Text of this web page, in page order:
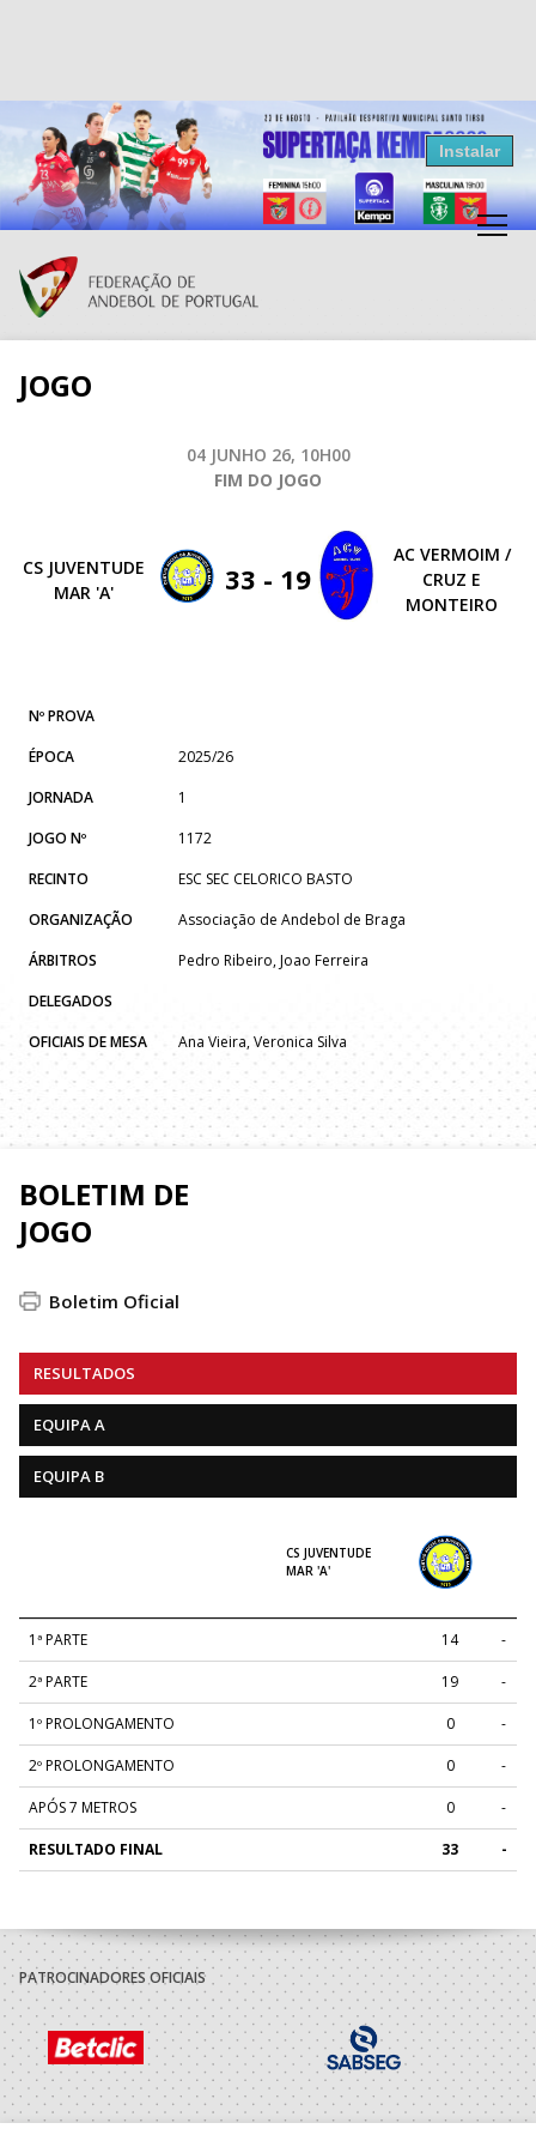
Resultados Andebol
Federação de Andebol de Portugal
Grátis - Disponivel na Play Store
Instalar
JOGO
04 JUNHO 26, 10H00
FIM DO JOGO
CS JUVENTUDE
MAR 'A'
33 - 19
AC VERMOIM /
CRUZ E
MONTEIRO
Nº PROVA
ÉPOCA
2025/26
JORNADA
1
JOGO Nº
1172
RECINTO
ESC SEC CELORICO BASTO
ORGANIZAÇÃO
Associação de Andebol de Braga
ÁRBITROS
Pedro Ribeiro, Joao Ferreira
DELEGADOS
OFICIAIS DE MESA
Ana Vieira, Veronica Silva
BOLETIM DE
JOGO
Boletim Oficial
RESULTADOS
EQUIPA A
EQUIPA B
CS JUVENTUDE
MAR 'A'
1ª PARTE 14 -
2ª PARTE 19 -
1º PROLONGAMENTO 0 -
2º PROLONGAMENTO 0 -
APÓS 7 METROS 0 -
RESULTADO FINAL 33 -
PATROCINADORES OFICIAIS